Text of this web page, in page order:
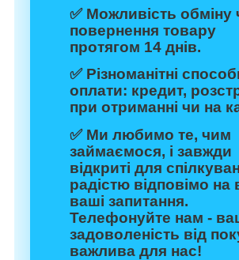
✅ Можливість обміну
повернення товару
протягом 14 днів.
✅ Різноманітні
оплати: кредит,
при отриманні чи на
✅ Ми любимо те, чим
займаємося, і завжди
відкриті для
радістю відповімо на
ваші запитання.
Телефонуйте нам -
задоволеність від
важлива для нас!